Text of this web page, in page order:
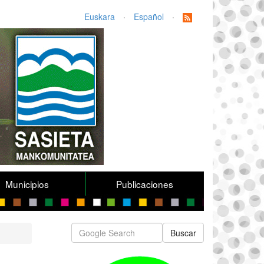
Euskara · Español ·
Municipios Publicaciones
Buscar